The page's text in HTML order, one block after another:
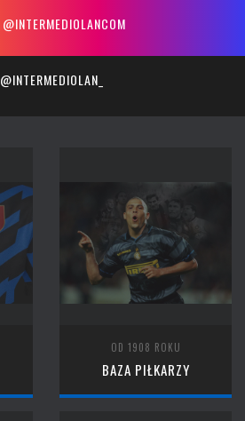
@INTERMEDIOLANCOM
@INTERMEDIOLAN_
OD 1908 ROKU
BAZA PIŁKARZY